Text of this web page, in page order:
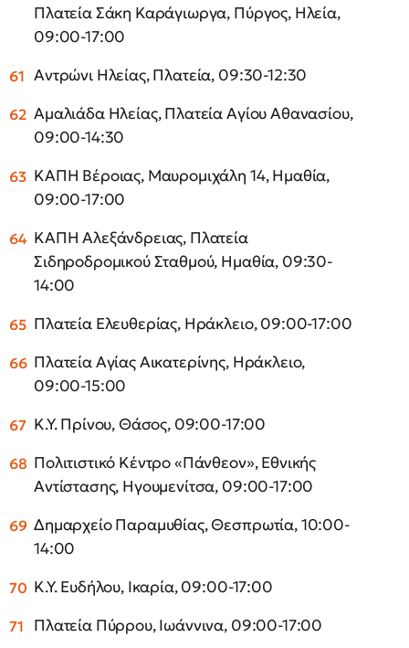
Πλατεία Σάκη Καράγιωργα, Πύργος, Ηλεία,
09:00-17:00
Αντρώνι Ηλείας, Πλατεία, 09:30-12:30
Αμαλιάδα Ηλείας, Πλατεία Αγίου Αθανασίου,
09:00-14:30
ΚΑΠΗ Βέροιας, Μαυρομιχάλη 14, Ημαθία,
09:00-17:00
ΚΑΠΗ Αλεξάνδρειας, Πλατεία
Σιδηροδρομικού Σταθμού, Ημαθία, 09:30-
14:00
Πλατεία Ελευθερίας, Ηράκλειο, 09:00-17:00
Πλατεία Αγίας Αικατερίνης, Ηράκλειο,
09:00-15:00
Κ.Υ. Πρίνου, Θάσος, 09:00-17:00
Πολιτιστικό Κέντρο «Πάνθεον», Εθνικής
Αντίστασης, Ηγουμενίτσα, 09:00-17:00
Δημαρχείο Παραμυθίας, Θεσπρωτία, 10:00-
14:00
Κ.Υ. Ευδήλου, Ικαρία, 09:00-17:00
Πλατεία Πύρρου, Ιωάννινα, 09:00-17:00